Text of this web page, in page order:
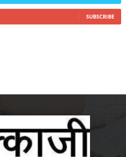
SUBSCRIBE